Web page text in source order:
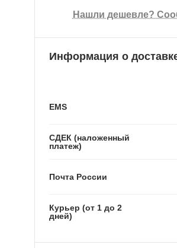
Нашли дешевле?
Информация о
EMS
СДЕК (наложенный
платеж)
Почта России
Курьер (от 1 до 2
дней)